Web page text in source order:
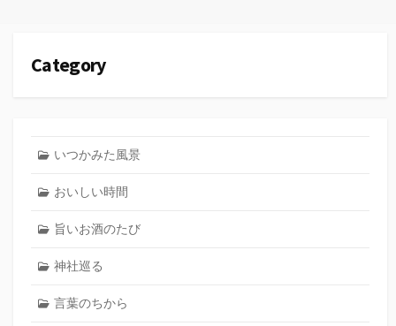
Category
いつかみた風景
おいしい時間
旨いお酒のたび
神社巡る
言葉のちから